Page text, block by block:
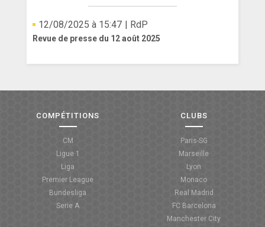
12/08/2025 à 15:47 | RdP
Revue de presse du 12 août 2025
COMPÉTITIONS
CM
Ligue 1
Liga
Premier League
Bundesliga
Serie A
CLUBS
Paris-SG
Marseille
Lyon
Monaco
Real Madrid
FC Barcelona
Manchester City